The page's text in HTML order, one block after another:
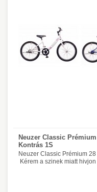
Neuzer Classic
Kontrás 1S
Neuzer Classic Prémium
Kérem a szinek miatt